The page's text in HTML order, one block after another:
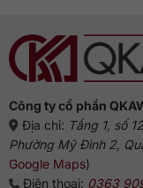
Công ty cổ phần
Địa chỉ: Tầng 1, số
Phường Mỹ Đình 2,
Google Maps)
Điện thoại: 0363